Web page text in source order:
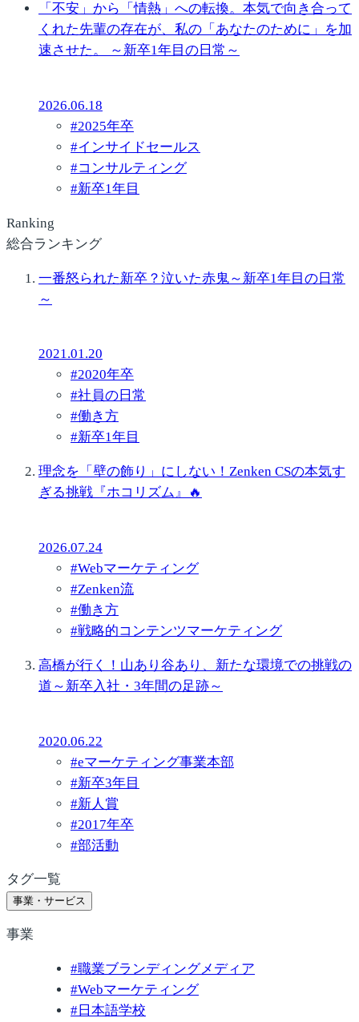
「不安」から「情熱」への転換。本気で向き合って
くれた先輩の存在が、私の「あなたのために」を加
速させた。 ～新卒1年目の日常～
2026.06.18
#2025年卒
#インサイドセールス
#コンサルティング
#新卒1年目
Ranking
総合ランキング
一番怒られた新卒？泣いた赤鬼～新卒1年目の日常
～
2021.01.20
#2020年卒
#社員の日常
#働き方
#新卒1年目
理念を「壁の飾り」にしない！Zenken CSの本気す
ぎる挑戦『ホコリズム』🔥
2026.07.24
#Webマーケティング
#Zenken流
#働き方
#戦略的コンテンツマーケティング
高橋が行く！山あり谷あり、新たな環境での挑戦の
道～新卒入社・3年間の足跡～
2020.06.22
#eマーケティング事業本部
#新卒3年目
#新人賞
#2017年卒
#部活動
タグ一覧
事業・サービス
事業
#職業ブランディングメディア
#Webマーケティング
# 日本語学校